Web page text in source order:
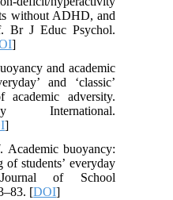
without ADHD, and
Br J Educ Psychol.
and academic
and ‘classic’
academic adversity.
International.
Academic buoyancy:
of students’ everyday
Journal of School
[DOI